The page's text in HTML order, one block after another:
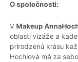
O spoločnosti:
V Makeup
oblasti vizáže a
prirodzenú krásu
Hochlová má za